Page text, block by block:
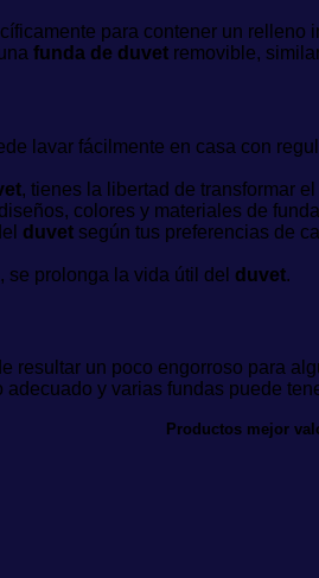
para contener un
funda de duvet removible,
lavar fácilmente en casa con
, tienes la libertad de transformar
colores y materiales de
duvet según tus preferencias de
prolonga la vida útil del duvet.
resultar un poco engorroso para
y varias fundas puede
Productos mejor